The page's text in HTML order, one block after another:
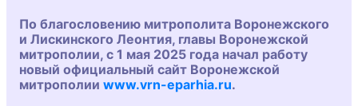
По благословению митрополита Воронежского
и Лискинского Леонтия, главы Воронежской
митрополии, с 1 мая 2025 года начал работу
новый официальный сайт Воронежской
митрополии www.vrn-eparhia.ru.